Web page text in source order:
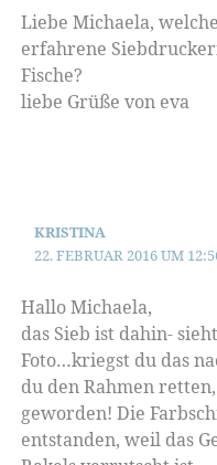
Liebe Michaela,
erfahrene
Fische?
liebe Grüße von eva
KRISTINA
22. FEBRUAR 2016 UM
Hallo Michaela,
das Sieb ist dahin-
Foto…kriegst du das
du den Rahmen
geworden! Die
entstanden, weil das